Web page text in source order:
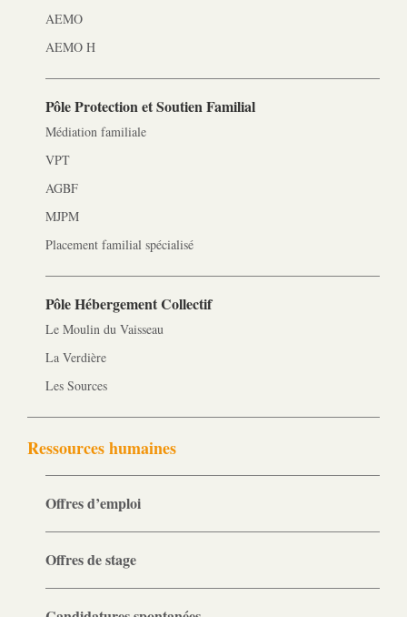
AEMO
AEMO H
Pôle Protection et Soutien Familial
Médiation familiale
VPT
AGBF
MJPM
Placement familial spécialisé
Pôle Hébergement Collectif
Le Moulin du Vaisseau
La Verdière
Les Sources
Ressources humaines
Offres d’emploi
Offres de stage